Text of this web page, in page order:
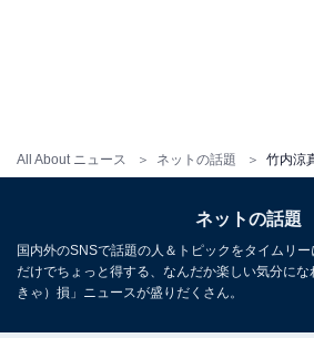
All About ニュース ネットの話題
ネットの話題
国内外のSNSで話題の人＆トピックをタイムリ
だけでちょっと得する、なんだか楽しい気分に
きゃ）損」ニュースが盛りだくさん。